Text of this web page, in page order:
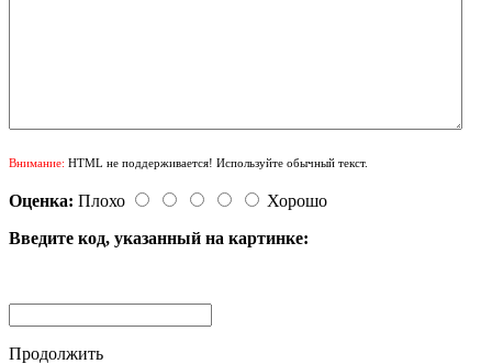
Внимание: HTML не поддерживается! Используйте обычный текст.
Оценка: Плохо
Хорошо
Введите код, указанный на картинке:
Продолжить